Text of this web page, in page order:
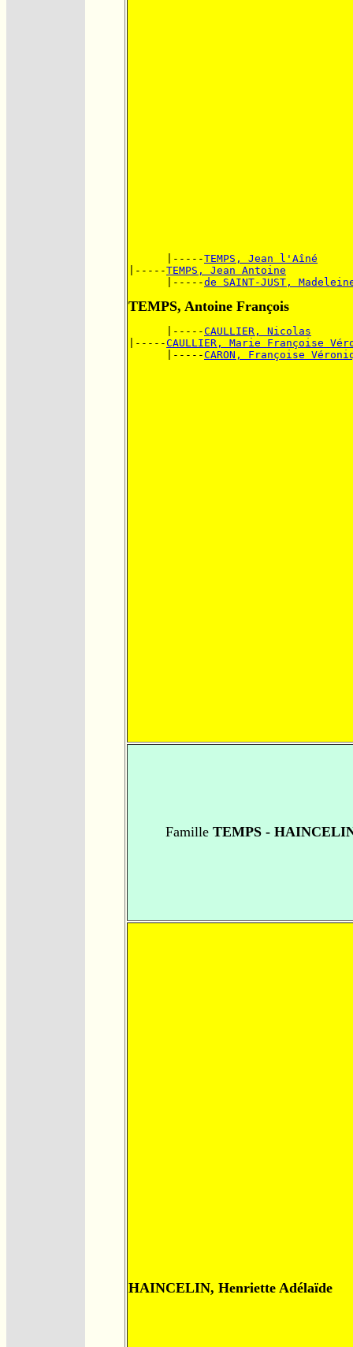
      |-----
TEMPS, Jean l'Aîné
|-----TEMPS, Jean Antoine
      |-----
de SAINT-JUST,
TEMPS, Antoine François
      |-----
CAULLIER, Nicolas
|-----CAULLIER, Marie Françoise
      |-----
CARON, Françoise
Famille TEMPS -
HAINCELIN, Henriette Adélaïde